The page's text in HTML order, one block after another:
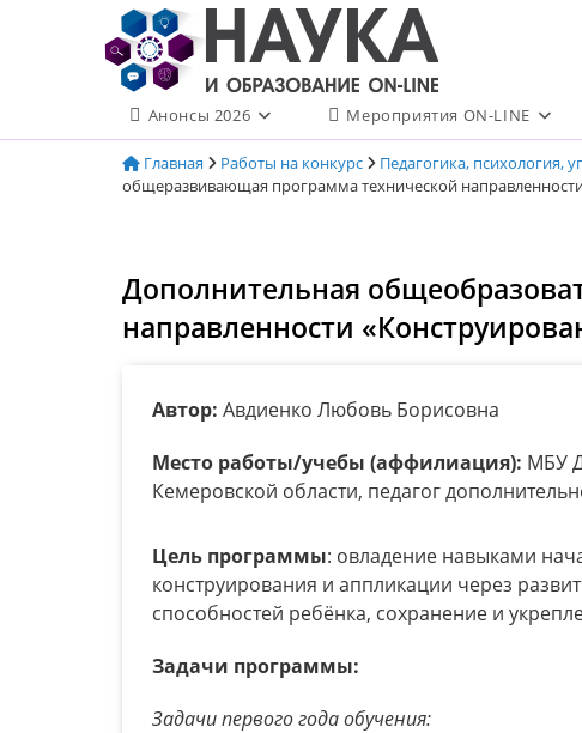
содержимому
Анонсы 2026 Мероприятия ON-LINE
Главная Работы на конкурс Педагогика, психология,
общеразвивающая программа технической
Дополнительная
направленности
Автор: Авдиенко Любовь Борисовна
Место работы/учебы (аффилиация): МБУ
Кемеровской области, педагог
Цель программы: овладение навыками
конструирования и аппликации через
способностей ребёнка, сохранение и
Задачи программы:
Задачи первого года обучения: